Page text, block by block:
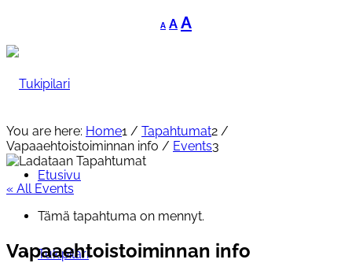
A
Decrease
font
A Reset
font
AIncrease
Etusivu
Tukipilari
You are here: Home1 / Tapahtumat2 /
Vapaaehtoistoiminnan info / Events3
« All Events
Tämä tapahtuma on mennyt.
Vapaaehtoistoiminnan info